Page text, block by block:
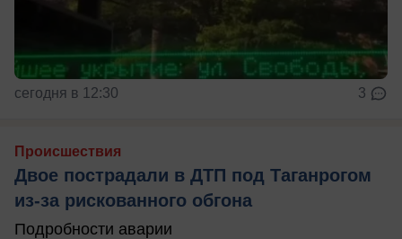
сегодня в 12:30 3
Происшествия
Двое пострадали в ДТП под Таганрогом
из-за рискованного обгона
Подробности аварии